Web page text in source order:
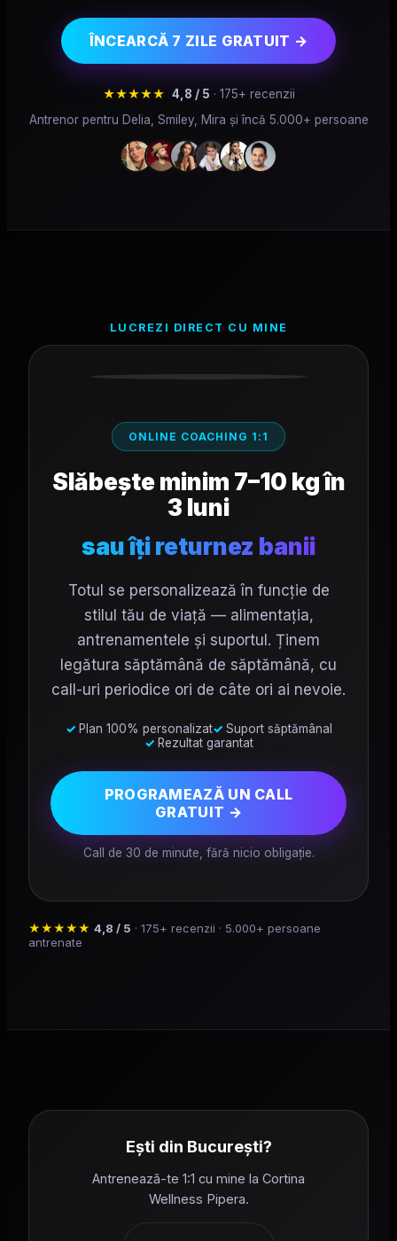
ÎNCEARCĂ 7 ZILE GRATUIT →
★★★★★ 4,8 / 5 · 175+ recenzii
Antrenor pentru Delia, Smiley, Mira și încă 5.000+ persoane
LUCREZI DIRECT CU MINE
ONLINE COACHING 1:1
Slăbește minim 7–10 kg în
3 luni
sau îți returnez banii
Totul se personalizează în funcție de
stilul tău de viață — alimentația,
antrenamentele și suportul. Ținem
legătura săptămână de săptămână, cu
call-uri periodice ori de câte ori ai nevoie.
Plan 100% personalizat
Suport săptămânal
Rezultat garantat
PROGRAMEAZĂ UN CALL
GRATUIT →
Call de 30 de minute, fără nicio obligație.
★★★★★ 4,8 / 5 · 175+ recenzii · 5.000+ persoane
antrenate
Ești din București?
Antrenează-te 1:1 cu mine la Cortina
Wellness Pipera.